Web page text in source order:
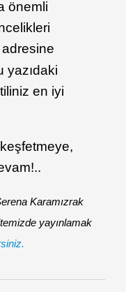
önemli
yazıdaki
en iyi
Karamızrak
yayınlamak